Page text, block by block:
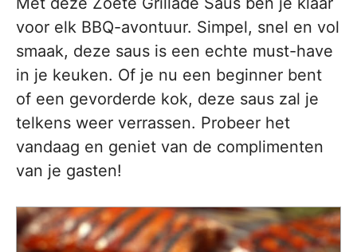
voor elk BBQ-avontuur. Simpel, snel en vol
smaak, deze saus is een echte must-have
in je keuken. Of je nu een beginner bent
of een gevorderde kok, deze saus zal je
telkens weer verrassen. Probeer het
vandaag en geniet van de complimenten
van je gasten!